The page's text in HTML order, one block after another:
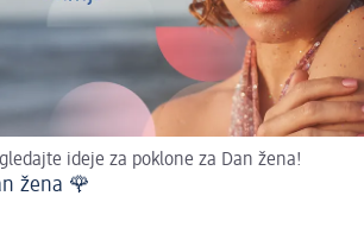
ideje za poklone za Dan žena!
žena 🌹